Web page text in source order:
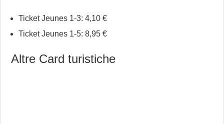
Ticket Jeunes 1-3: 4,10 €
Ticket Jeunes 1-5: 8,95 €
Altre Card turistiche